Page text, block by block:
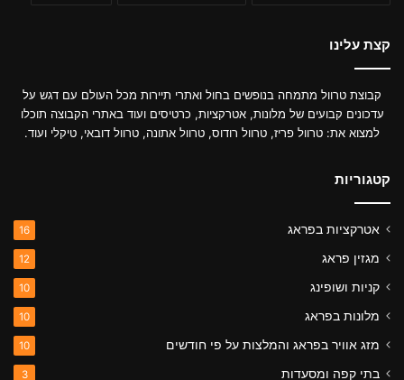
קצת עלינו
קבוצת טרוול מתמחה בנופשים בחול ואתרי תיירות מכל העולם עם דגש על
עדכונים קבועים של מלונות, אטרקציות, כרטיסים ועוד באתרי הקבוצה תוכלו
למצוא את: טרוול פריז, טרוול רודוס, טרוול אתונה, טרוול דובאי, טיקלי ועוד.
קטגוריות
אטרקציות בפראג 16
מגזין פראג 12
קניות ושופינג 10
מלונות בפראג 10
מזג אוויר בפראג והמלצות על פי חודשים 10
בתי קפה ומסעדות 3